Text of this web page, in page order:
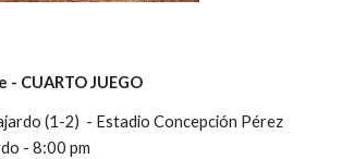
- CUARTO JUEGO
(1-2)  - Estadio Concepción Pérez
- 8:00 pm